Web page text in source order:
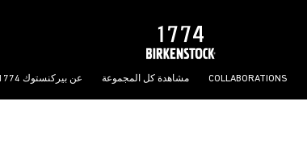
COLLABORATIONS مشاهدة كل المجموعة عن بيركنستوك 1774